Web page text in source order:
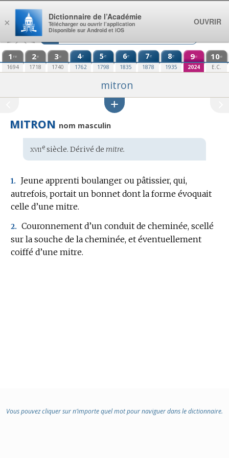
Aller au contenu
1 re
1694
2e
1718
3e
1740
4e
1762
5e
1798
6e
1835
7e
1878
8e
1935
9e
2024
10e
E.C.
mitron
MITRON nom masculin
Étymologie
:
xviiesiècle. Dérivé de mitre.
1.
Jeune apprenti boulanger ou pâtissier, qui,
autrefois, portait un bonnet dont la forme évoquait
celle d’une mitre.
2. Couronnement d’un conduit de cheminée, scellé
sur la souche de la cheminée, et éventuellement
coiffé d’une mitre.
Vous pouvez cliquer sur n’importe quel mot pour naviguer dans le dictionnaire.
×
Dictionnaire de l’Académie
Télécharger ou ouvrir l’application
Disponible sur Android et iOS
OUVRIR